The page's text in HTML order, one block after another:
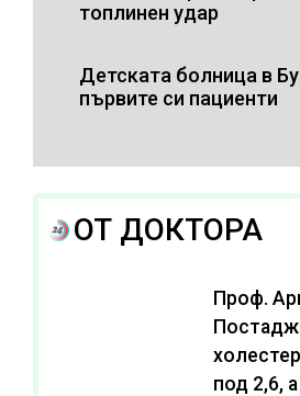
топлинен удар
Детската болница в
първите си пациенти
ОТ ДОКТОРА
Проф.
под 2,6,